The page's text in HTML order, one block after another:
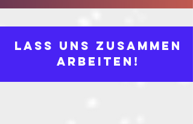
LASS UNS ZUSAMMEN
ARBEITEN!